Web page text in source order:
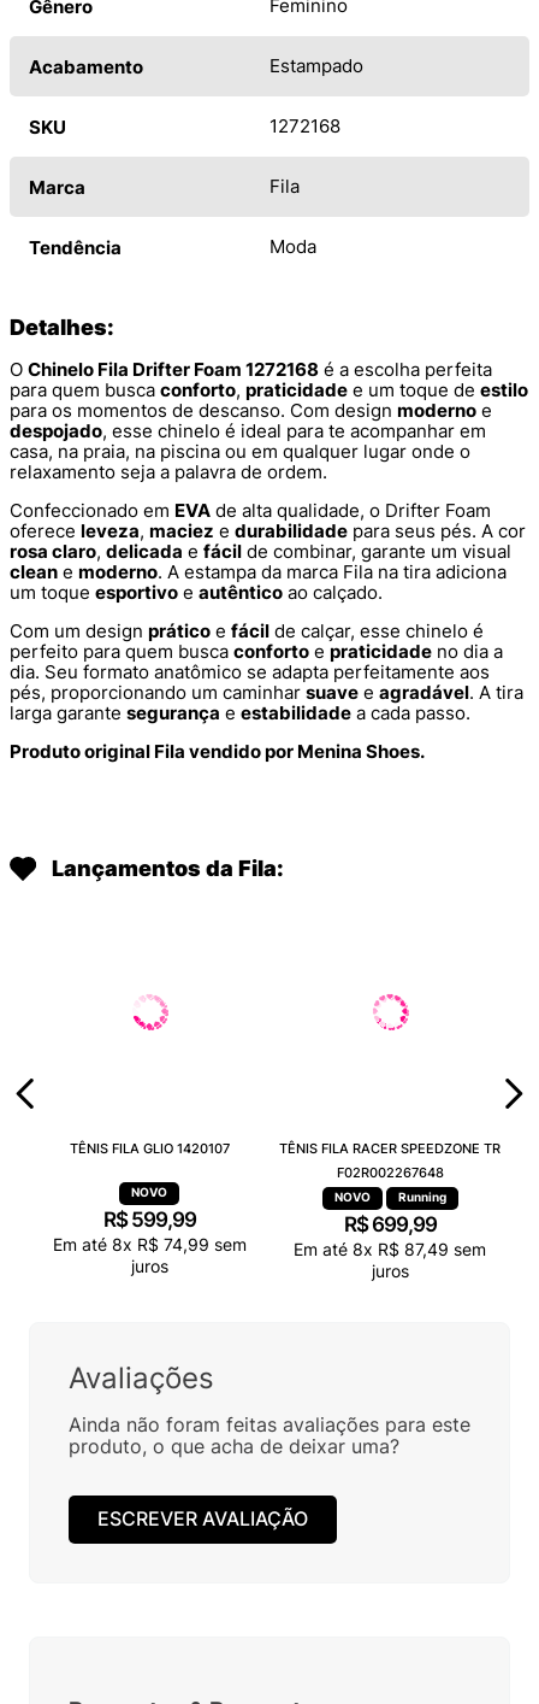
Gênero Feminino
Acabamento Estampado
SKU 1272168
Marca Fila
Tendência Moda
Detalhes:
O Chinelo Fila Drifter Foam 1272168 é a escolha perfeita
para quem busca conforto, praticidade e um toque de estilo
para os momentos de descanso. Com design moderno e
despojado, esse chinelo é ideal para te acompanhar em
casa, na praia, na piscina ou em qualquer lugar onde o
relaxamento seja a palavra de ordem.
Confeccionado em EVA de alta qualidade, o Drifter Foam
oferece leveza, maciez e durabilidade para seus pés. A cor
rosa claro, delicada e fácil de combinar, garante um visual
clean e moderno. A estampa da marca Fila na tira adiciona
um toque esportivo e autêntico ao calçado.
Com um design prático e fácil de calçar, esse chinelo é
perfeito para quem busca conforto e praticidade no dia a
dia. Seu formato anatômico se adapta perfeitamente aos
pés, proporcionando um caminhar suave e agradável. A tira
larga garante segurança e estabilidade a cada passo.
Produto original Fila vendido por Menina Shoes.
Lançamentos da Fila:
TÊNIS FILA GLIO 1420107
R$ 599,99
Em até 8x R$ 74,99 sem
juros
TÊNIS FILA RACER SPEEDZONE TR
F02R002267648
Running
R$ 699,99
Em até 8x R$ 87,49 sem
juros
Avaliações
Ainda não foram feitas avaliações para este
produto, o que acha de deixar uma?
ESCREVER AVALIAÇÃO